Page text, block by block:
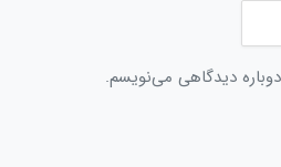
دیدگاهی می‌نویسم.